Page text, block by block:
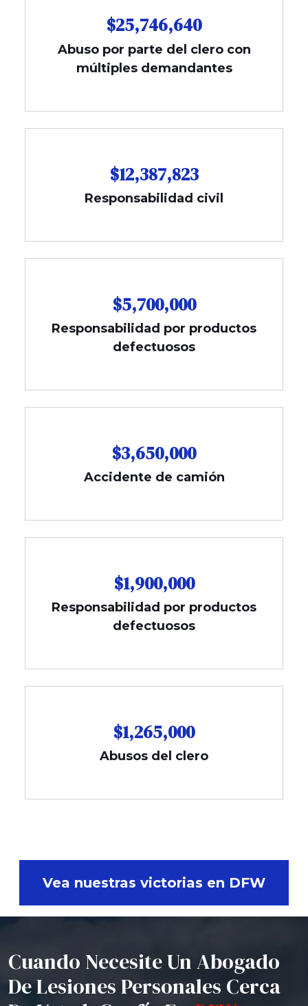
$25,746,640
Abuso por parte del clero con
múltiples demandantes
$12,387,823
Responsabilidad civil
$5,700,000
Responsabilidad por productos
defectuosos
$3,650,000
Accidente de camión
$1,900,000
Responsabilidad por productos
defectuosos
$1,265,000
Abusos del clero
Vea nuestras victorias en DFW
Cuando Necesite Un Abogado
De Lesiones Personales Cerca